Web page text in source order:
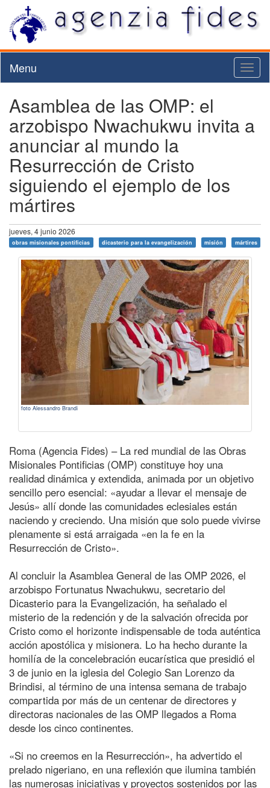
Menu
Asamblea de las OMP: el
arzobispo Nwachukwu invita a
anunciar al mundo la
Resurrección de Cristo
siguiendo el ejemplo de los
mártires
jueves, 4 junio 2026
obras misionales pontificias dicasterio para la evangelización misión mártires
foto Alessandro Brandi
Roma (Agencia Fides) – La red mundial de las Obras
Misionales Pontificias (OMP) constituye hoy una
realidad dinámica y extendida, animada por un objetivo
sencillo pero esencial: «ayudar a llevar el mensaje de
Jesús» allí donde las comunidades eclesiales están
naciendo y creciendo. Una misión que solo puede vivirse
plenamente si está arraigada «en la fe en la
Resurrección de Cristo».
Al concluir la Asamblea General de las OMP 2026, el
arzobispo Fortunatus Nwachukwu, secretario del
Dicasterio para la Evangelización, ha señalado el
misterio de la redención y de la salvación ofrecida por
Cristo como el horizonte indispensable de toda auténtica
acción apostólica y misionera. Lo ha hecho durante la
homilía de la concelebración eucarística que presidió el
3 de junio en la iglesia del Colegio San Lorenzo da
Brindisi, al término de una intensa semana de trabajo
compartida por más de un centenar de directores y
directoras nacionales de las OMP llegados a Roma
desde los cinco continentes.
«Si no creemos en la Resurrección», ha advertido el
prelado nigeriano, en una reflexión que ilumina también
las numerosas iniciativas y proyectos sostenidos por las